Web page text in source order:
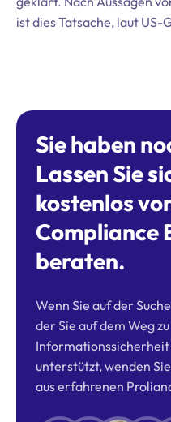
ist dies Tatsache, laut
Sie haben
Lassen Sie
kostenlos
Compliance
beraten.
Wenn Sie auf der
der Sie auf dem Weg
unterstützt, wenden
aus erfahrenen